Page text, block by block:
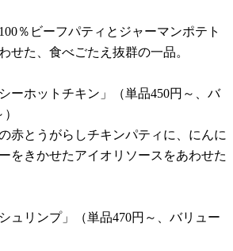
％ビーフパティとジャーマンポテト
せた、食べごたえ抜群の一品。
ーホットチキン」（単品450円～、バ
赤とうがらしチキンパティに、にんに
をきかせたアイオリソースをあわせた
ュリンプ」（単品470円～、バリュー